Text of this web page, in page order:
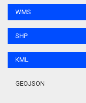
WMS
SHP
KML
GEOJSON